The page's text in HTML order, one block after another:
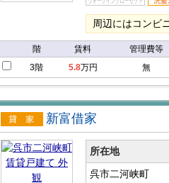
周辺にはコンビ
階 賃料 管理費等
3階
5.8万円 無
賃貸戸建
て
新富借家
所在地
呉市二河峡町